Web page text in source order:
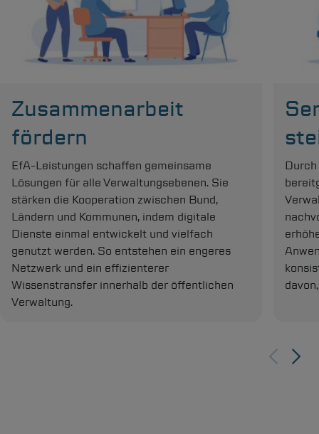
Zusammenarbeit
fördern
EfA-Leistungen schaffen gemeinsame
Lösungen für alle Verwaltungsebenen. Sie
stärken die Kooperation zwischen Bund,
Ländern und Kommunen, indem digitale
Dienste einmal entwickelt und vielfach
genutzt werden. So entstehen ein engeres
Netzwerk und ein effizienterer
Wissenstransfer innerhalb der öffentlichen
Verwaltung.